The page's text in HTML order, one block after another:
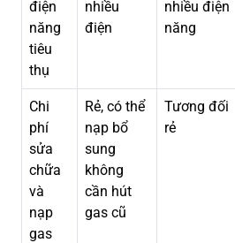
điện
năng
tiêu
thụ
nhiều
điện
nhiều điện
năng
Chi
phí
sửa
chữa
và
nạp
gas
Rẻ, có thể
nạp bổ
sung
không
cần hút
gas cũ
Tương đối
rẻ